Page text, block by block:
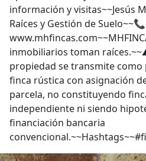
información y visitas~~Jesús
Raíces y Gestión de
inmobiliarios toman
propiedad se transmite
finca rústica con asignación
parcela, no constituyendo
independiente ni siendo
financiación bancaria